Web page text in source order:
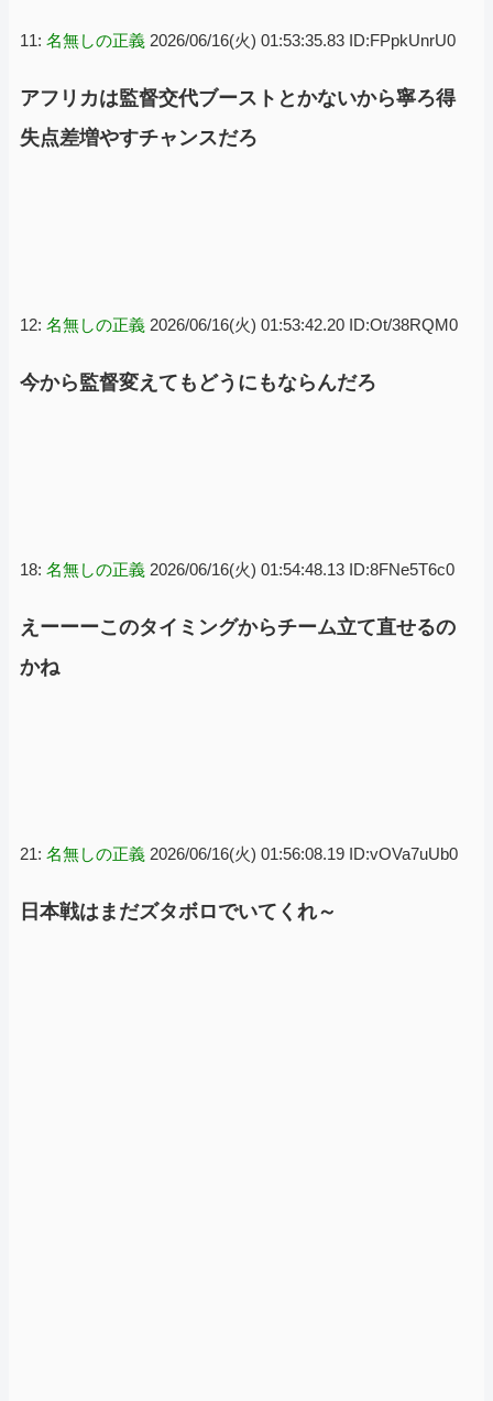
11: 名無しの正義 2026/06/16(火) 01:53:35.83 ID:FPpkUnrU0
アフリカは監督交代ブーストとかないから寧ろ得
失点差増やすチャンスだろ
12: 名無しの正義 2026/06/16(火) 01:53:42.20 ID:Ot/38RQM0
今から監督変えてもどうにもならんだろ
18: 名無しの正義 2026/06/16(火) 01:54:48.13 ID:8FNe5T6c0
えーーーこのタイミングからチーム立て直せるの
かね
21: 名無しの正義 2026/06/16(火) 01:56:08.19 ID:vOVa7uUb0
日本戦はまだズタボロでいてくれ～